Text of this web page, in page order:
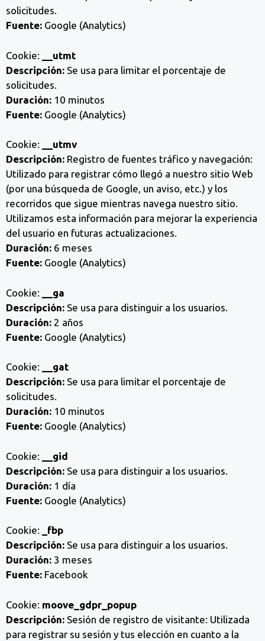
solicitudes.
Fuente: Google (Analytics)
Cookie:
__utmt
Descripción: Se usa para limitar el porcentaje de
solicitudes.
Duración: 10 minutos
Fuente: Google (Analytics)
Cookie:
__utmv
Descripción: Registro de fuentes tráfico y navegación:
Utilizado para registrar cómo llegó a nuestro sitio Web
(por una búsqueda de Google, un aviso, etc.) y los
recorridos que sigue mientras navega nuestro sitio.
Utilizamos esta información para mejorar la experiencia
del usuario en futuras actualizaciones.
Duración: 6 meses
Fuente: Google (Analytics)
Cookie:
__ga
Descripción: Se usa para distinguir a los usuarios.
Duración: 2 años
Fuente: Google (Analytics)
Cookie:
__gat
Descripción: Se usa para limitar el porcentaje de
solicitudes.
Duración: 10 minutos
Fuente: Google (Analytics)
Cookie:
__gid
Descripción: Se usa para distinguir a los usuarios.
Duración: 1 día
Fuente: Google (Analytics)
Cookie:
_fbp
Descripción: Se usa para distinguir a los usuarios.
Duración: 3 meses
Fuente: Facebook
Cookie: moove_gdpr_popup
Descripción: Sesión de registro de visitante: Utilizada
para registrar su sesión y tus elección en cuanto a la